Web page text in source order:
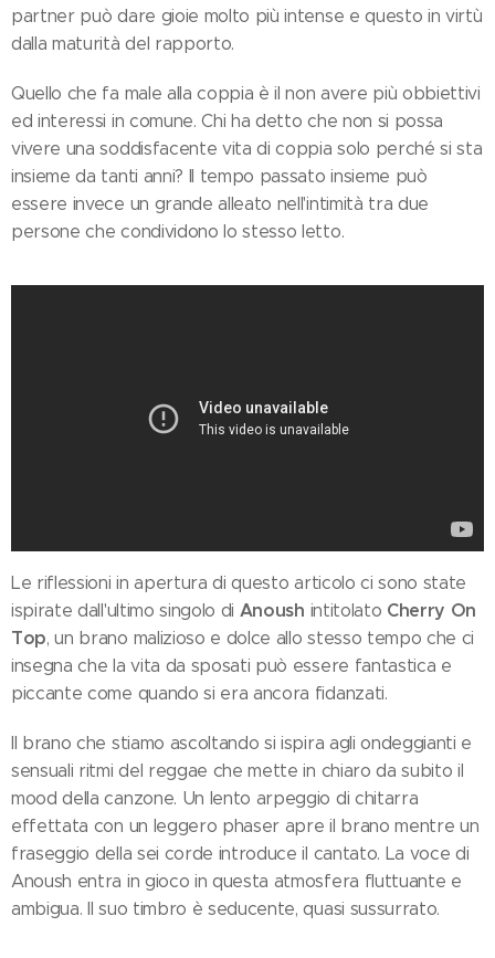
partner può dare gioie molto più intense e questo in virtù
dalla maturità del rapporto.
Quello che fa male alla coppia è il non avere più obbiettivi
ed interessi in comune. Chi ha detto che non si possa
vivere una soddisfacente vita di coppia solo perché si sta
insieme da tanti anni? Il tempo passato insieme può
essere invece un grande alleato nell'intimità tra due
persone che condividono lo stesso letto.
Le riflessioni in apertura di questo articolo ci sono state
ispirate dall'ultimo singolo di Anoush intitolato Cherry On
Top, un brano malizioso e dolce allo stesso tempo che ci
insegna che la vita da sposati può essere fantastica e
piccante come quando si era ancora fidanzati.
Il brano che stiamo ascoltando si ispira agli ondeggianti e
sensuali ritmi del reggae che mette in chiaro da subito il
mood della canzone. Un lento arpeggio di chitarra
effettata con un leggero phaser apre il brano mentre un
fraseggio della sei corde introduce il cantato. La voce di
Anoush entra in gioco in questa atmosfera fluttuante e
ambigua. Il suo timbro è seducente, quasi sussurrato.